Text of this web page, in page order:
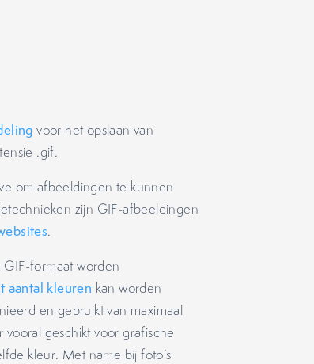
voor het opslaan van
.gif.
om afbeeldingen te kunnen
zijn GIF-afbeeldingen
.
formaat worden
aantal kleuren kan worden
en gebruikt van maximaal
geschikt voor grafische
kleur. Met name bij foto’s